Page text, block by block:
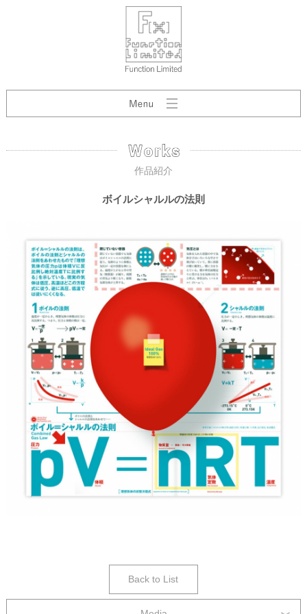
作品紹介
ボイルシャルルの法則
Back to List